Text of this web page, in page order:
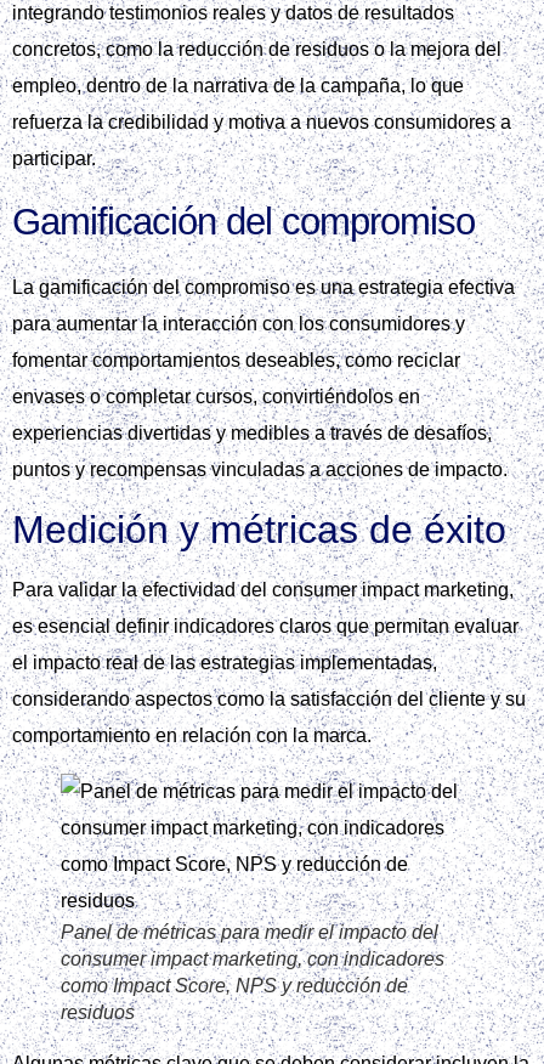
integrando testimonios reales y datos de resultados
concretos, como la reducción de residuos o la mejora del
empleo, dentro de la narrativa de la campaña, lo que
refuerza la credibilidad y motiva a nuevos consumidores a
participar.
Gamificación del compromiso
La gamificación del compromiso es una estrategia efectiva
para aumentar la interacción con los consumidores y
fomentar comportamientos deseables, como reciclar
envases o completar cursos, convirtiéndolos en
experiencias divertidas y medibles a través de desafíos,
puntos y recompensas vinculadas a acciones de impacto.
Medición y métricas de éxito
Para validar la efectividad del consumer impact marketing,
es esencial definir indicadores claros que permitan evaluar
el impacto real de las estrategias implementadas,
considerando aspectos como la satisfacción del cliente y su
comportamiento en relación con la marca.
Panel de métricas para medir el impacto del
consumer impact marketing, con indicadores
como Impact Score, NPS y reducción de
residuos